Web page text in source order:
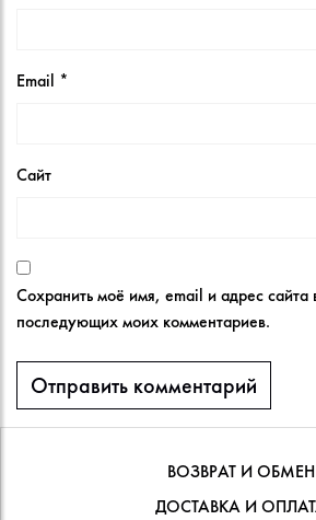
Email *
Сайт
Сохранить моё имя, email и адрес сайта
последующих моих комментариев.
ВОЗВРАТ И ОБМЕН
ДОСТАВКА И